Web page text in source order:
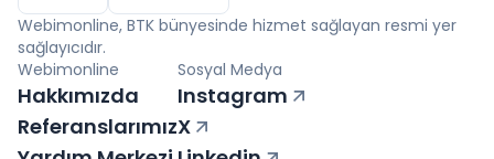
Webimonline, BTK bünyesinde hizmet sağlayan resmi yer
sağlayıcıdır.
Webimonline
Hakkımızda
Referanslarımız
Sosyal Medya
Instagram
X